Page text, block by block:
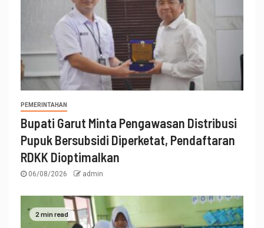
PEMERINTAHAN
Bupati Garut Minta Pengawasan Distribusi
Pupuk Bersubsidi Diperketat, Pendaftaran
RDKK Dioptimalkan
06/08/2026 admin
2 min read